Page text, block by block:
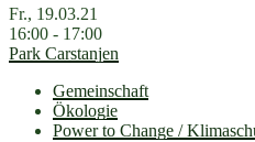
Fr., 19.03.21
16:00 - 17:00
Park Carstanjen
Gemeinschaft
Ökologie
Power to Change /